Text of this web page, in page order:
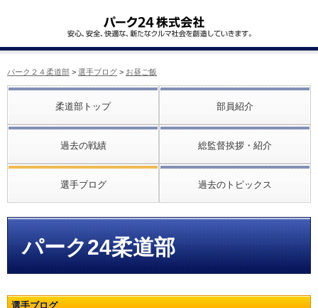
パーク２４柔道部 > 選手ブログ > お昼ご飯
柔道部トップ 部員紹介
過去の戦績 総監督挨拶・紹介
選手ブログ 過去のトピックス
パーク24柔道部
選手ブログ